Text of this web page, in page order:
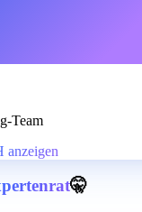
Team
anzeigen
🤫